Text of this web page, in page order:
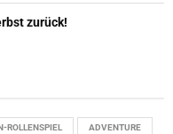
zurück!
ROLLENSPIEL ADVENTURE